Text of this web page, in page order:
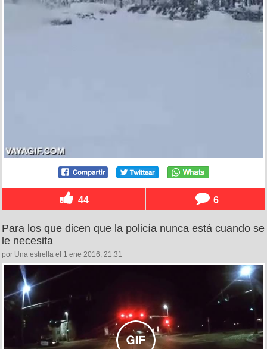
44 6
Para los que dicen que la policía nunca está cuando se
le necesita
por Una estrella el 1 ene 2016, 21:31